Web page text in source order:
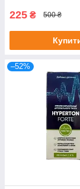
225 ₴ 500 ₴
–52%